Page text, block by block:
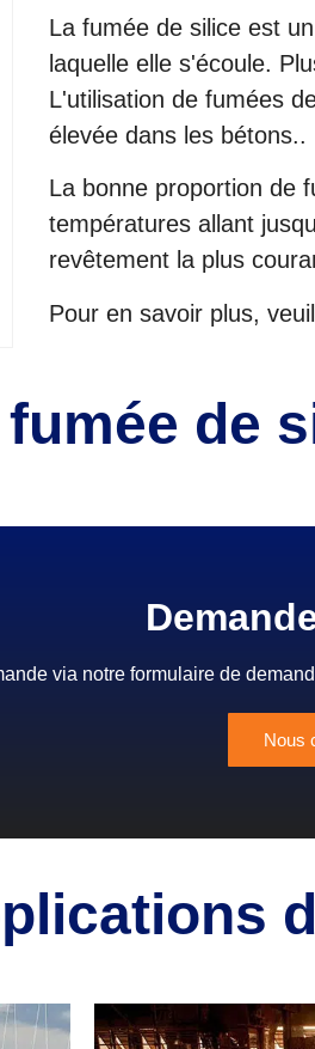
La fumée de silice est
laquelle elle s'écoule.
L'utilisation de fumées
élevée dans les bétons..
La bonne proportion de
températures allant
revêtement la plus
Pour en savoir plus,
de
via notre formulaire de
Nous